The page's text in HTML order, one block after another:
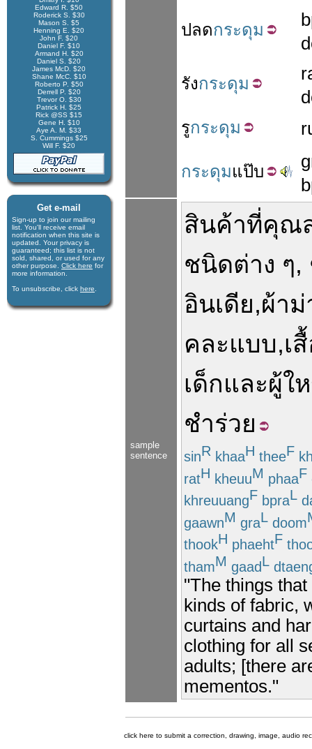
Edward R. $50
Roderick S. $30
Mason S. $5
Henning E. $20
John F. $20
Daniel F. $10
Armand H. $20
Daniel S. $20
James McD. $20
Shane McC. $10
Roberto P. $50
Derrell P. $20
Trevor O. $30
Patrick H. $25
Rick @SS $15
Gene H. $10
Aye A. M. $33
S. Cummings $25
Will F. $20
Get e-mail
Sign-up to join our mail­ing
list. You'll receive e­mail
notification when this site is
updated. Your privacy is
guaran­teed; this list is not
sold, shared, or used for any
other purpose. Click here for
more infor­mation.
To unsubscribe, click here
ปลดกระดุม
รังกระดุม
รูกระดุม
กระดุมแป๊บ
sample
sentence
สินค้าที่คุณ
ชนิดต่าง ๆ,
อินเดีย,ผ้า
คละแบบ,เ
เด็กและผู้ใ
ชำร่วย
sinR khaaH theeF
ratH kheuuM phaaF
khreuuangF bpraL
gaawnM graL doom
thookH phaehtF
thamM gaadL
"The things
kinds of fabric,
curtains and
clothing for all
adults; [there
mementos."
click here to submit a correction, drawing, image, audio